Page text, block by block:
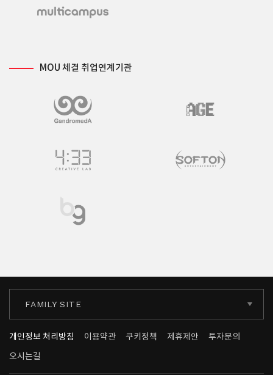
MOU 체결 취업연계기관
FAMILY SITE
개인정보 처리방침 이용약관 쿠키정책 제휴제안
투자문의
오시는길